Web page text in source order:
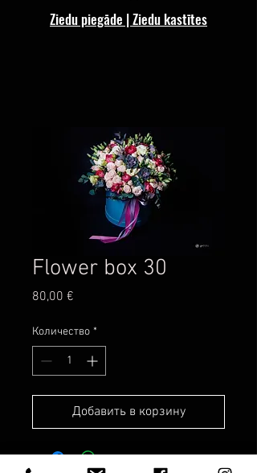
Ziedu piegāde | Ziedu kastītes
Flower box 30
80,00 €
Количество *
Добавить в корзину